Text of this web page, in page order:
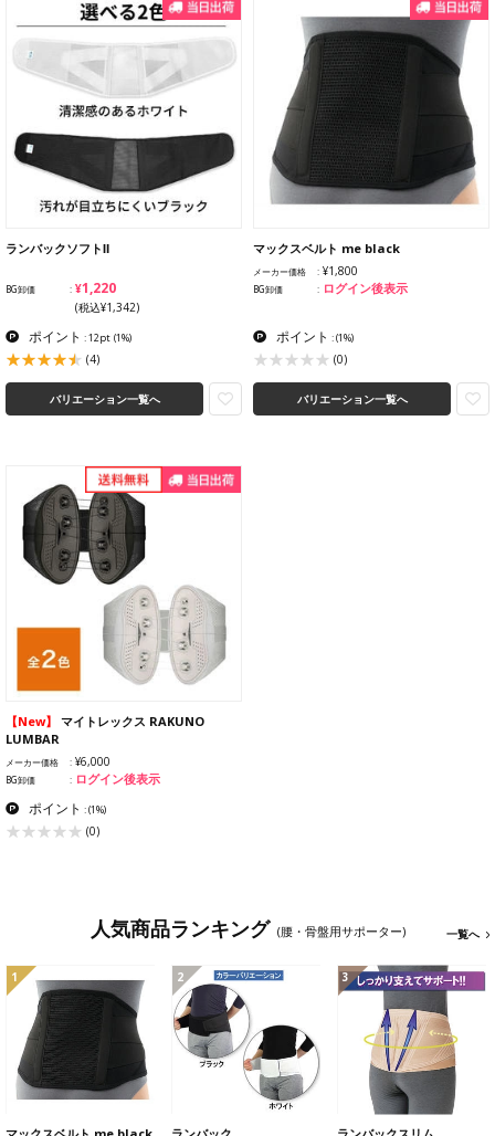
ランバックソフトⅡ
BG卸価 ¥1,220
(税込¥1,342)
ポイント : 12pt (1%)
(4)
バリエーション一覧へ
マックスベルト me black
メーカー価格 ¥1,800
BG卸価 ログイン後表示
ポイント :(1%)
(0)
バリエーション一覧へ
【New】 マイトレックス RAKUNO
LUMBAR
メーカー価格 ¥6,000
BG卸価 ログイン後表示
ポイント :(1%)
(0)
人気商品ランキング (腰・骨盤用サポーター) 一覧へ
1 2 3